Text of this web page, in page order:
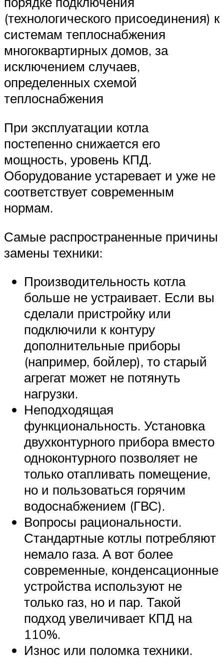
(технологического присоединения) к
системам теплоснабжения
многоквартирных домов, за
исключением случаев,
определенных схемой
теплоснабжения
При эксплуатации котла
постепенно снижается его
мощность, уровень КПД.
Оборудование устаревает и уже не
соответствует современным
нормам.
Самые распространенные причины
замены техники:
Производительность котла
больше не устраивает. Если вы
сделали пристройку или
подключили к контуру
дополнительные приборы
(например, бойлер), то старый
агрегат может не потянуть
нагрузки.
Неподходящая
функциональность. Установка
двухконтурного прибора вместо
одноконтурного позволяет не
только отапливать помещение,
но и пользоваться горячим
водоснабжением (ГВС).
Вопросы рациональности.
Стандартные котлы потребляют
немало газа. А вот более
современные, конденсационные
устройства используют не
только газ, но и пар. Такой
подход увеличивает КПД на
110%.
Износ или поломка техники.